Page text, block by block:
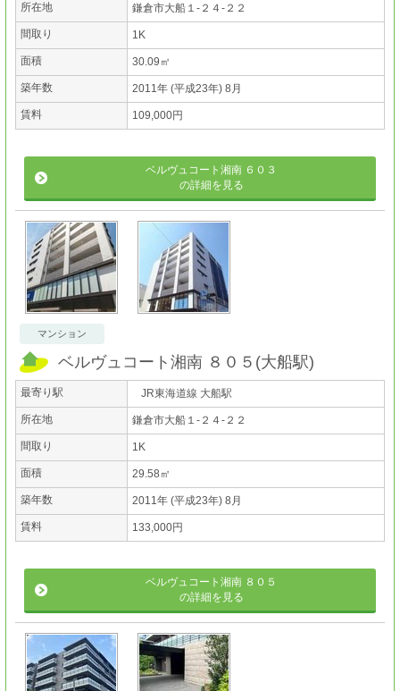
所在地 鎌倉市大船１-２４-２２
間取り 1K
面積 30.09㎡
築年数 2011年 (平成23年) 8月
賃料 109,000円
ベルヴュコート湘南 ６０３
の詳細を見る
マンション
ベルヴュコート湘南 ８０５ (大船駅)
最寄り駅 JR東海道線 大船駅
所在地 鎌倉市大船１-２４-２２
間取り 1K
面積 29.58㎡
築年数 2011年 (平成23年) 8月
賃料 133,000円
ベルヴュコート湘南 ８０５
の詳細を見る